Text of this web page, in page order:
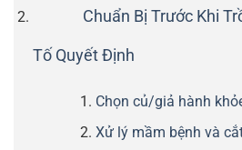
Chuẩn Bị Trước Khi
Tố Quyết Định
Chọn củ/giả hành
Xử lý mầm bệnh và